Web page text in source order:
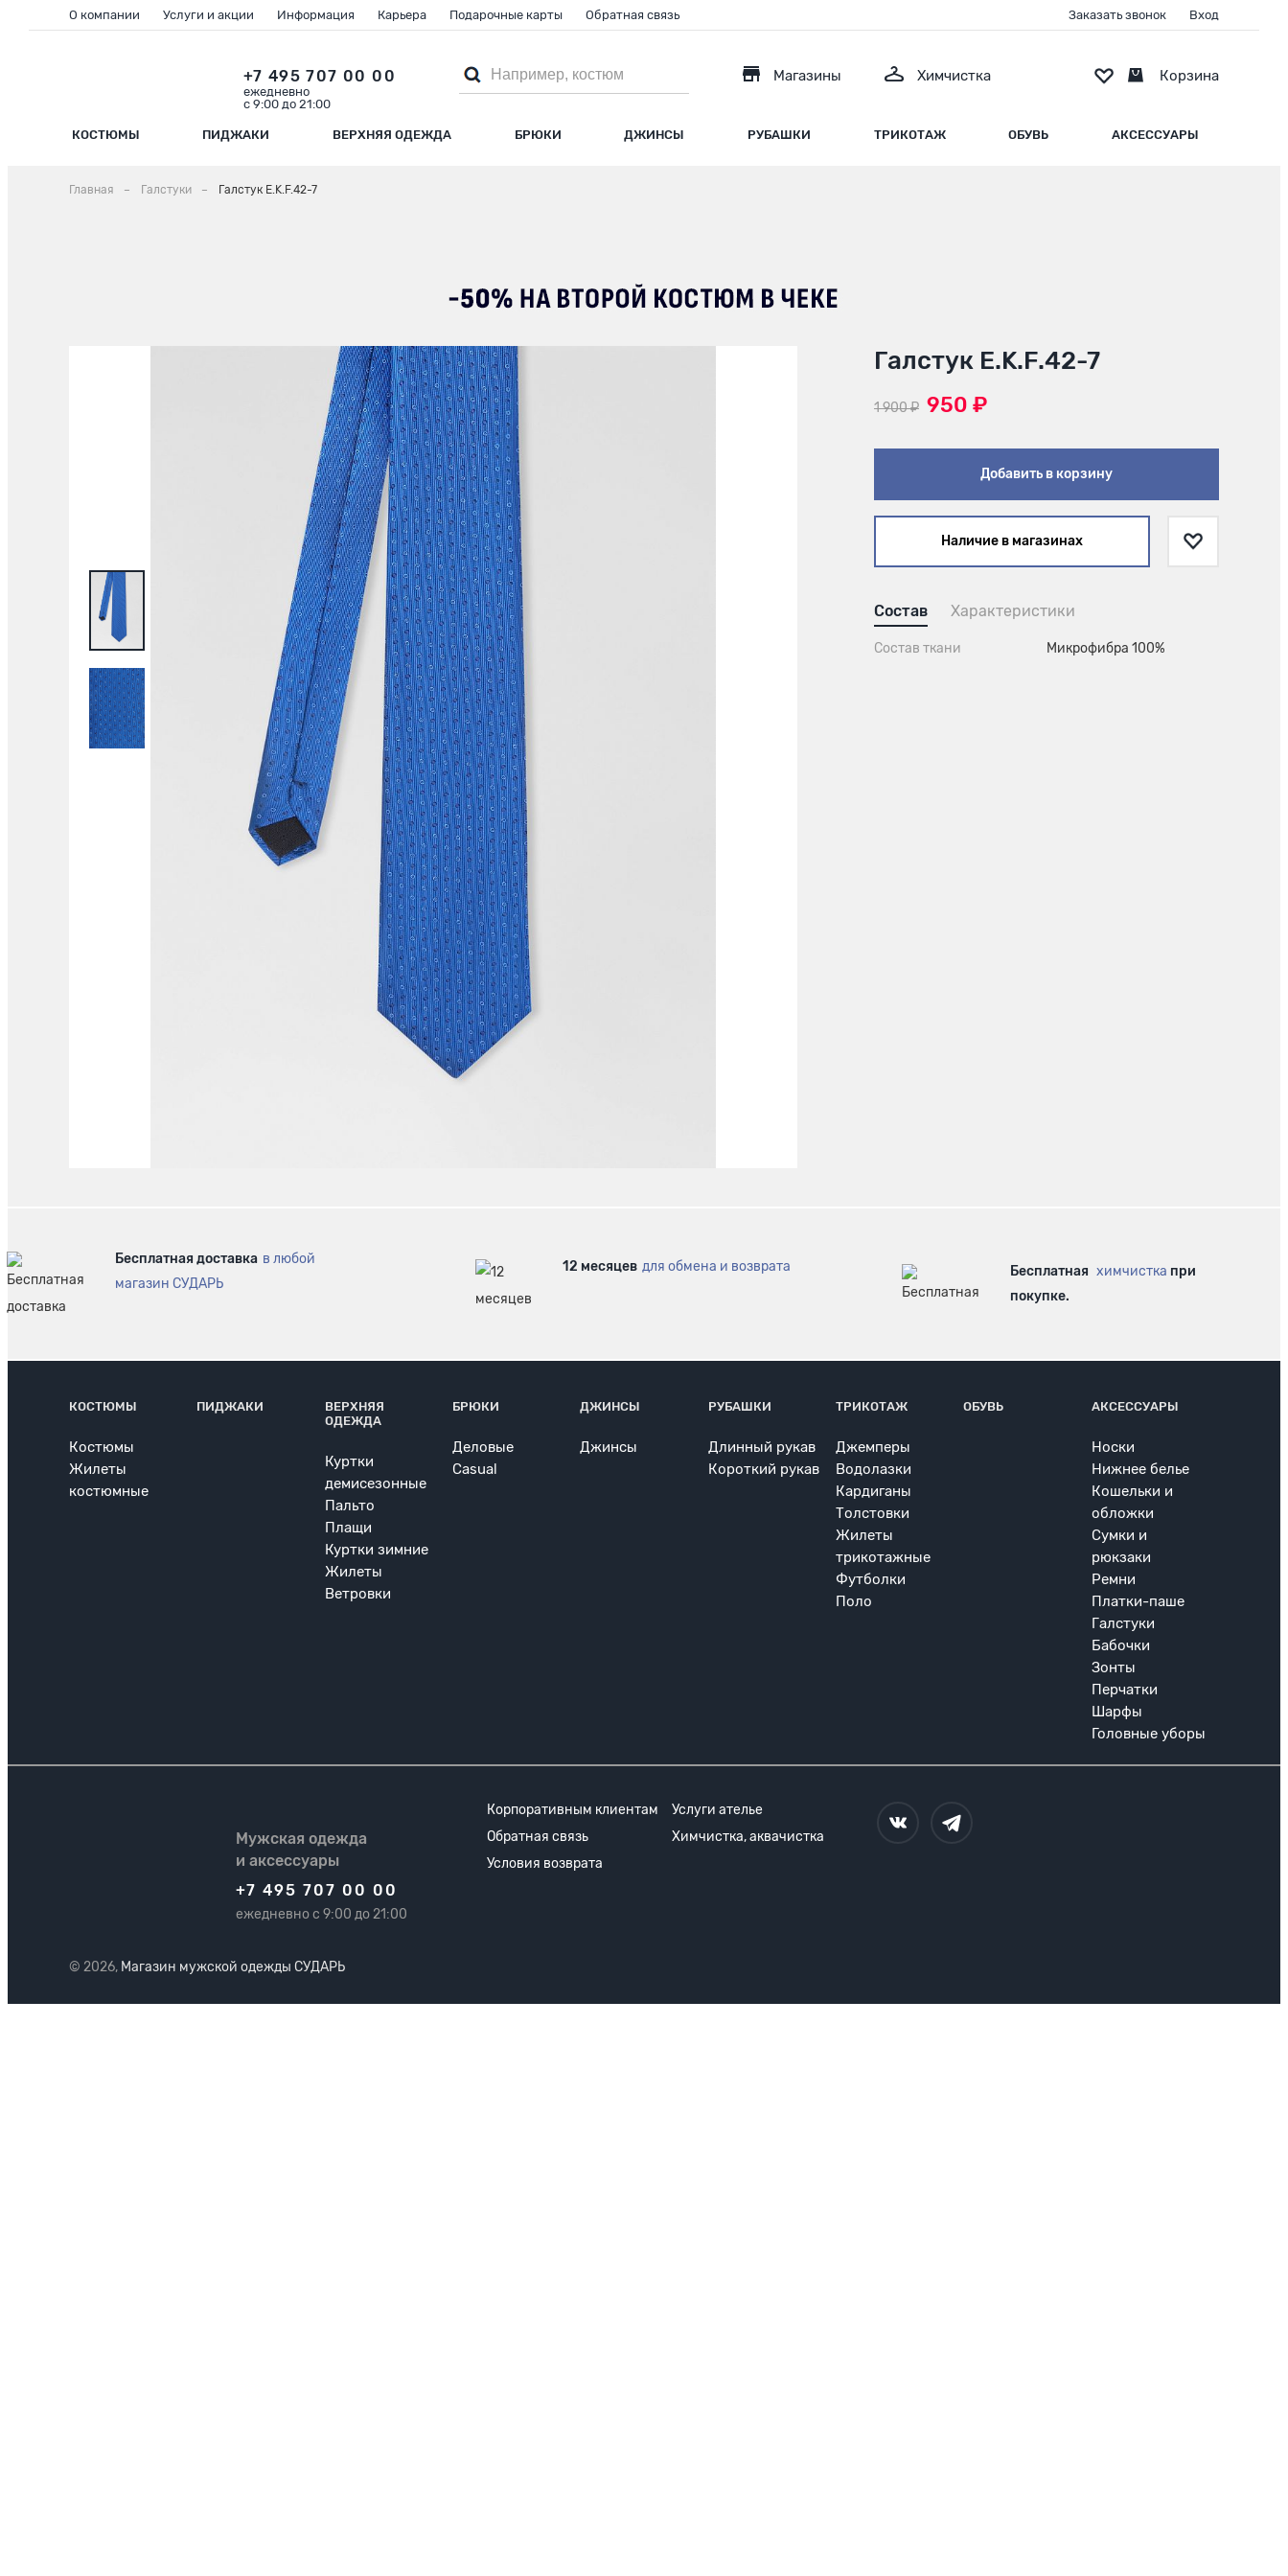
КОСТЮМЫ ПИДЖАКИ ВЕРХНЯЯ ОДЕЖДА БРЮКИ ДЖИНСЫ РУБАШКИ ТРИКОТАЖ ОБУВЬ АКСЕССУАРЫ
+7 495 707 00 00
ежедневно
с 9:00 до 21:00
Магазины Химчистка
О компании Услуги и акции Информация Карьера Подарочные карты Обратная связь Заказать звонок Вход
Корзина
Главная Галстуки Галстук E.K.F.42-7
Галстук E.K.F.42-7
1 900 ₽ 950 ₽
Добавить в корзину
Наличие в магазинах
Состав Характеристики
Состав ткани Микрофибра 100%
Бесплатная доставка в любой
магазин СУДАРЬ
12 месяцев для обмена и возврата Бесплатная химчистка при
покупке.
КОСТЮМЫ
Костюмы
Жилеты
костюмные
ПИДЖАКИ
ВЕРХНЯЯ
ОДЕЖДА
Куртки
демисезонные
Пальто
Плащи
Куртки зимние
Жилеты
Ветровки
БРЮКИ
Деловые
Casual
ДЖИНСЫ
Джинсы
РУБАШКИ
Длинный рукав
Короткий рукав
ТРИКОТАЖ
Джемперы
Водолазки
Кардиганы
Толстовки
Жилеты
трикотажные
Футболки
Поло
ОБУВЬ АКСЕССУАРЫ
Носки
Нижнее белье
Кошельки и
обложки
Сумки и
рюкзаки
Ремни
Платки-паше
Галстуки
Бабочки
Зонты
Перчатки
Шарфы
Головные уборы
Мужская одежда
и аксессуары
+7 495 707 00 00
ежедневно с 9:00 до 21:00
Корпоративным клиентам
Услуги ателье
Обратная связь
Химчистка, аквачистка
Условия возврата
© 2026, Магазин мужской одежды СУДАРЬ